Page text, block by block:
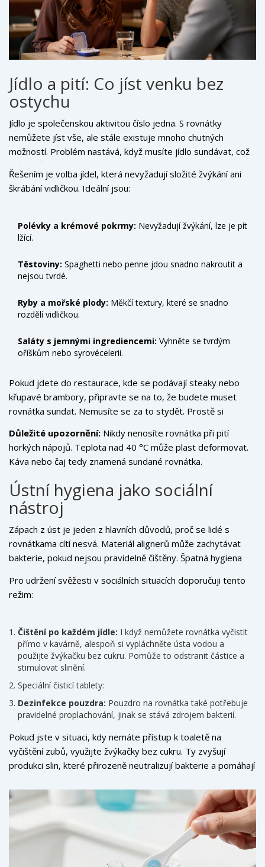
Jídlo a pití: Co jíst venku bez
ostychu
Jídlo je společenskou aktivitou číslo jedna. S rovnátky
nemůžete jíst vše, ale stále existuje mnoho chutných
možností. Problém nastává, když musíte jídlo sundávat, což
může působit neprakticky.
Řešením je volba jídel, která nevyžadují složité žvýkání ani
škrábání vidličkou. Ideální jsou:
Polévky a krémové pokrmy: Nevyžadují žvýkání, lze je pít
lžící.
Těstoviny: Spaghetti nebo penne jdou snadno nakroutit a
nejsou tvrdé.
Ryby a mořské plody: Měkčí textury, které se snadno
rozdělí vidličkou.
Saláty s jemnými ingrediencemi: Vyhněte se tvrdým
oříškům nebo syrovécelerii.
Pokud jdete do restaurace, kde se podávají steaky nebo
křupavé brambory, připravte se na to, že budete muset
rovnátka sundat. Nemusíte se za to stydět. Prostě si
začněte jíst. Po jídle si vypláchněte ústa vodou a znovu je
nasadíte. Proces zabere maximálně dvě minuty.
Důležité upozornění: Nikdy nenosíte rovnátka při pití
horkých nápojů. Teplota nad 40 °C může plast deformovat.
Káva nebo čaj tedy znamená sundané rovnátka.
Ústní hygiena jako sociální
nástroj
Zápach z úst je jeden z hlavních důvodů, proč se lidé s
rovnátkama cítí nesvá. Materiál alignerů může zachytávat
bakterie, pokud nejsou pravidelně čištěny. Špatná hygiena
Pro udržení svěžesti v sociálních situacích doporučuji tento
režim:
Čištění po každém jídle: I když nemůžete rovnátka vyčistit
přímo v kavárně, alespoň si vypláchněte ústa vodou a
použijte žvýkačku bez cukru. Pomůže to odstranit částice a
stimulovat slinění.
Speciální čisticí tablety:
Dezinfekce pouzdra: Pouzdro na rovnátka také potřebuje
pravidelné proplachování, jinak se stává zdrojem bakterií.
Pokud jste v situaci, kdy nemáte přístup k toaletě na
vyčištění zubů, využijte žvýkačky bez cukru. Ty zvyšují
produkci slin, které přirozeně neutralizují bakterie a pomáhají
antibakteriální účinky.